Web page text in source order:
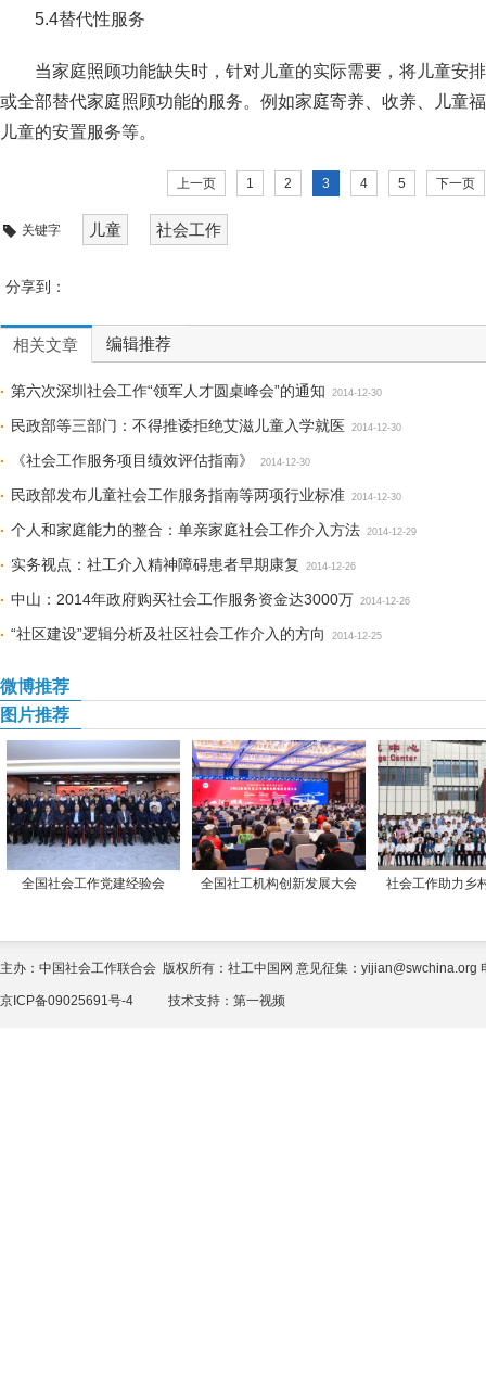
5.4替代性服务
当家庭照顾功能缺失时，针对儿童的实际需要，将儿童安
或全部替代家庭照顾功能的服务。例如家庭寄养、收养、儿童
儿童的安置服务等。
上一页 1 2 3 4 5 下一页
关键字 儿童 社会工作
分享到：
相关文章 编辑推荐
第六次深圳社会工作“领军人才圆桌峰会”的通知 2014-12-30
民政部等三部门：不得推诿拒绝艾滋儿童入学就医 2014-12-30
《社会工作服务项目绩效评估指南》 2014-12-30
民政部发布儿童社会工作服务指南等两项行业标准 2014-12-30
个人和家庭能力的整合：单亲家庭社会工作介入方法 2014-12-29
实务视点：社工介入精神障碍患者早期康复 2014-12-26
中山：2014年政府购买社会工作服务资金达3000万 2014-12-26
“社区建设”逻辑分析及社区社会工作介入的方向 2014-12-25
微博推荐
图片推荐
全国社会工作党建经验会 全国社工机构创新发展大会 社会工作助力乡
主办：中国社会工作联合会 版权所有：社工中国网 意见征集：yijian@swchina.org
京ICP备09025691号-4 技术支持： 第一视频